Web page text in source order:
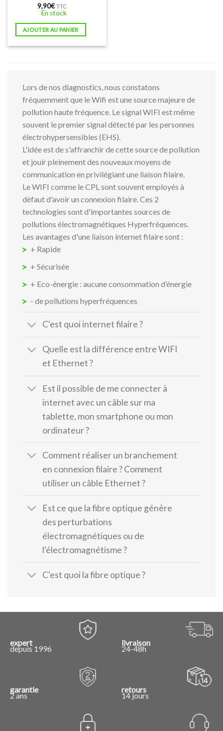
9,90€ TTC
En stock
AJOUTER AU PANIER
Lors de nos diagnostics, nous constatons
fréquemment que le Wifi est une source majeure de
pollution haute fréquence. Le signal WIFI est même
souvent le premier signal détecté par les personnes
électrohypersensibles (EHS).
L'idée est de s'affranchir de cette source de pollution
et jouir pleinement des nouveaux moyens de
communication en privilégiant une liaison filaire.
Le WIFI comme le CPL sont souvent employés à
défaut d'avoir un connexion filaire. Ces 2
technologies sont d'importantes sources de
pollutions électromagnétiques Hyperfréquences.
Les avantages d'une liaison internet filaire sont :
+ Rapide
+ Sécurisée
+ Eco-énergie : aucune consommation d’énergie
- de pollutions hyperfréquences
C'est quoi internet filaire ?
Quelle est la différence entre WIFI
et Ethernet ?
Est il possible de me connecter à
internet avec un câble sur ma
tablette, mon smartphone ou mon
ordinateur ?
Comment réaliser un branchement
en connexion filaire ? Comment
utiliser un câble Ethernet ?
Est ce que la fibre optique génère
des perturbations
électromagnétiques ou de
l'électromagnétisme ?
C'est quoi la fibre optique ?
expert
depuis 1996
livraison
24-48h
garantie
2 ans
retours
14 jours